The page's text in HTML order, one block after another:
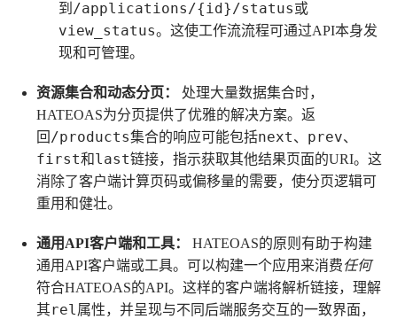
到 /applications/{id}/status或
view_status。这使工作流流程可通过API本身发
现和可管理。
资源集合和动态分页：
处理大量数据集合时，
HATEOAS为分页提供了优雅的解决方案。返
回 /products集合的响应可能包括next、 prev、
first和last链接，指示获取其他结果页面的URI。这
消除了客户端计算页码或偏移量的需要，使分页逻辑可
重用和健壮。
通用API客户端和工具：
HATEOAS的原则有助于构建
通用API客户端或工具。可以构建一个应用来消费任何
符合HATEOAS的API。这样的客户端将解析链接，理解
其rel 属性，并呈现与不同后端服务交互的一致界面，